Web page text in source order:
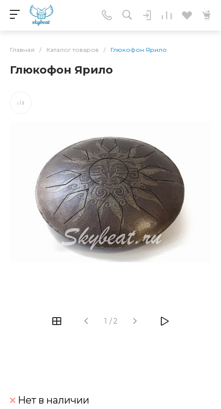
Главная / Каталог товаров / Глюкофон Ярило
Глюкофон Ярило
1 /2
Нет в наличии